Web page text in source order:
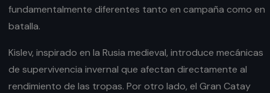
fundamentalmente diferentes tanto en campaña como en
batalla.
Kislev, inspirado en la Rusia medieval, introduce mecánicas
de supervivencia invernal que afectan directamente al
rendimiento de las tropas. Por otro lado, el Gran Catay